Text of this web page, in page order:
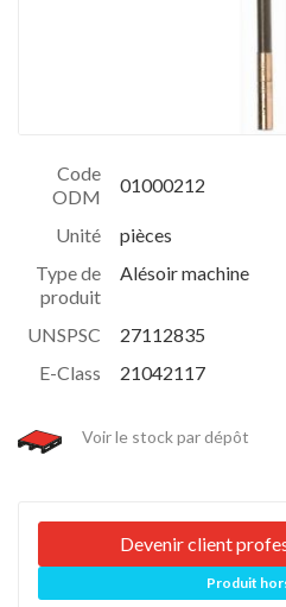
Code
ODM
01000212
Unité
pièces
Type de
produit
Alésoir machine
UNSPSC
27112835
E-Class
21042117
Voir le stock par dépôt
Devenir client
Produit